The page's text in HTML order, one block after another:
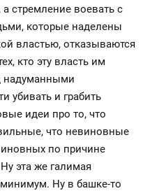
стремление воевать с
которые наделены
властью, отказываются
кто эту власть им
надуманными
убивать и грабить
идеи про то, что
что невиновные
по причине
эта же галимая
Ну в башке-то